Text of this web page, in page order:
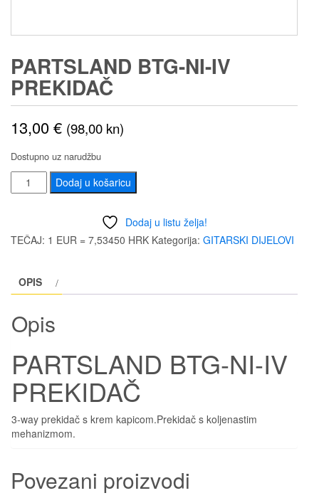
PARTSLAND BTG-NI-IV
PREKIDAČ
13,00€ (98,00 kn)
Dostupno uz narudžbu
PARTSLAND
BTG-
IV
Dodaj u košaricu
Dodaj u listu želja!
TEČAJ: 1 EUR = 7,53450 HRK Kategorija: GITARSKI DIJELOVI
OPIS
Opis
PARTSLAND BTG-NI-IV
PREKIDAČ
3-way prekidač s krem kapicom.Prekidač s koljenastim
mehanizmom.
Povezani proizvodi